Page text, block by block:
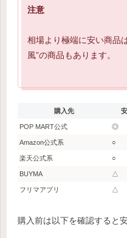
注意
相場より極端に安い商品
風”の商品もあります。
購入先
POP MART公式 ◎
Amazon公式系 ○
楽天公式系 ○
BUYMA △
フリマアプリ △
購入前は以下を確認すると安